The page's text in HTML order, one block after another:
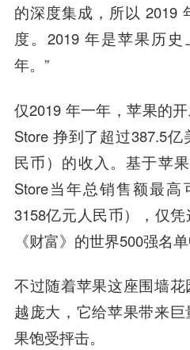
的深度集成，所以 2019
度。2019 年是苹果历
年。”
仅2019 年一年，苹果的
Store 挣到了超过387.5
民币）的收入。基于苹
Store当年总销售额最
3158亿元人民币），仅
《财富》的世界500强名
不过随着苹果这座围墙
越庞大，它给苹果带来
果饱受抨击。